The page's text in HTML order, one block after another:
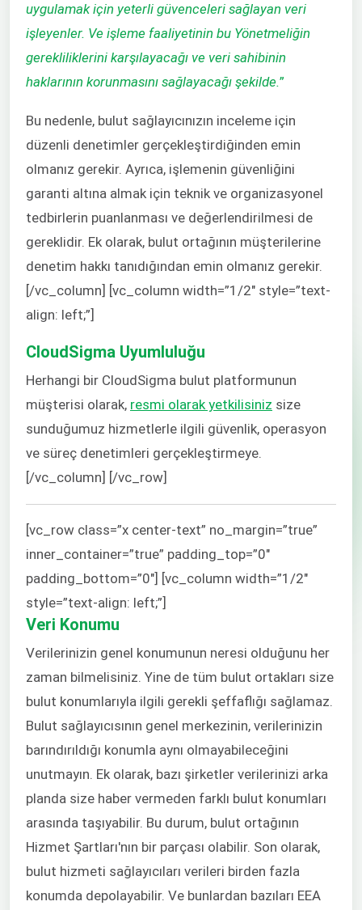
uygulamak için yeterli güvenceleri sağlayan veri
işleyenler. Ve işleme faaliyetinin bu Yönetmeliğin
gerekliliklerini karşılayacağı ve veri sahibinin
haklarının korunmasını sağlayacağı şekilde.”
Bu nedenle, bulut sağlayıcınızın inceleme için
düzenli denetimler gerçekleştirdiğinden emin
olmanız gerekir. Ayrıca, işlemenin güvenliğini
garanti altına almak için teknik ve organizasyonel
tedbirlerin puanlanması ve değerlendirilmesi de
gereklidir. Ek olarak, bulut ortağının müşterilerine
denetim hakkı tanıdığından emin olmanız gerekir.
[/vc_column] [vc_column width=”1/2″ style=”text-
align: left;”]
CloudSigma Uyumluluğu
Herhangi bir CloudSigma bulut platformunun
müşterisi olarak, resmi olarak yetkilisiniz size
sunduğumuz hizmetlerle ilgili güvenlik, operasyon
ve süreç denetimleri gerçekleştirmeye.
[/vc_column] [/vc_row]
[vc_row class=”x center-text” no_margin=”true”
inner_container=”true” padding_top=”0″
padding_bottom=”0″] [vc_column width=”1/2″
style=”text-align: left;”]
Veri Konumu
Verilerinizin genel konumunun neresi olduğunu her
zaman bilmelisiniz. Yine de tüm bulut ortakları size
bulut konumlarıyla ilgili gerekli şeffaflığı sağlamaz.
Bulut sağlayıcısının genel merkezinin, verilerinizin
barındırıldığı konumla aynı olmayabileceğini
unutmayın. Ek olarak, bazı şirketler verilerinizi arka
planda size haber vermeden farklı bulut konumları
arasında taşıyabilir. Bu durum, bulut ortağının
Hizmet Şartları'nın bir parçası olabilir. Son olarak,
bulut hizmeti sağlayıcıları verileri birden fazla
konumda depolayabilir. Ve bunlardan bazıları EEA